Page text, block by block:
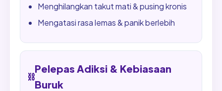
Menghilangkan takut mati & pusing kronis
Mengatasi rasa lemas & panik berlebih
⛓️
Pelepas Adiksi & Kebiasaan
Buruk